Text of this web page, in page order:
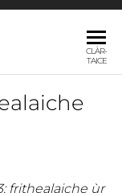
CLÀR-
TAICE
frithealaiche ùr